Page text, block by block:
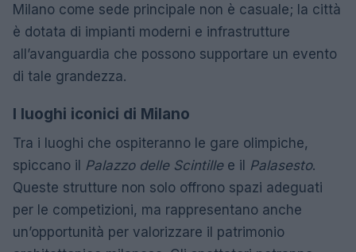
Milano come sede principale non è casuale; la città
è dotata di impianti moderni e infrastrutture
all’avanguardia che possono supportare un evento
di tale grandezza.
I luoghi iconici di Milano
Tra i luoghi che ospiteranno le gare olimpiche,
spiccano il Palazzo delle Scintillee il Palasesto.
Queste strutture non solo offrono spazi adeguati
per le competizioni, ma rappresentano anche
un’opportunità per valorizzare il patrimonio